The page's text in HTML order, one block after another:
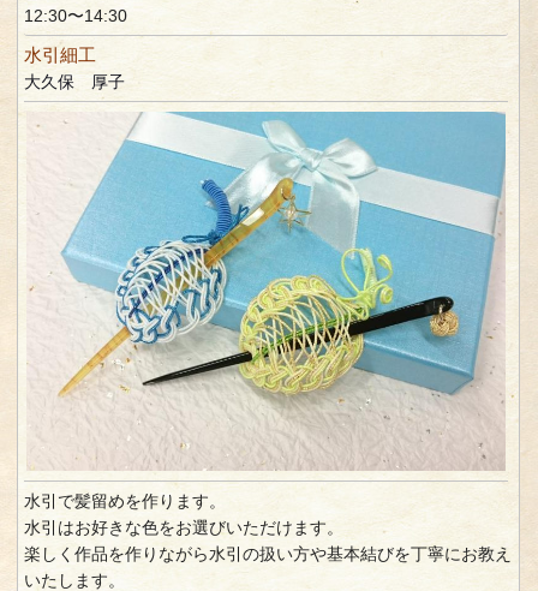
12:30〜14:30
水引細工
大久保 厚子
水引で髪留めを作ります。
水引はお好きな色をお選びいただけます。
楽しく作品を作りながら水引の扱い方や基本結びを丁寧にお教え
いたします。